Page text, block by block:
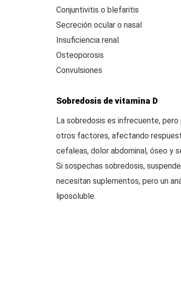
Conjuntivitis o blefaritis
Secreción ocular o nasal
Insuficiencia renal
Osteoporosis
Convulsiones
Sobredosis de vitamina D
La sobredosis es infrecuente,
otros factores, afectando
cefaleas, dolor abdominal, óseo y
Si sospechas sobredosis,
necesitan suplementos, pero un
liposoluble.